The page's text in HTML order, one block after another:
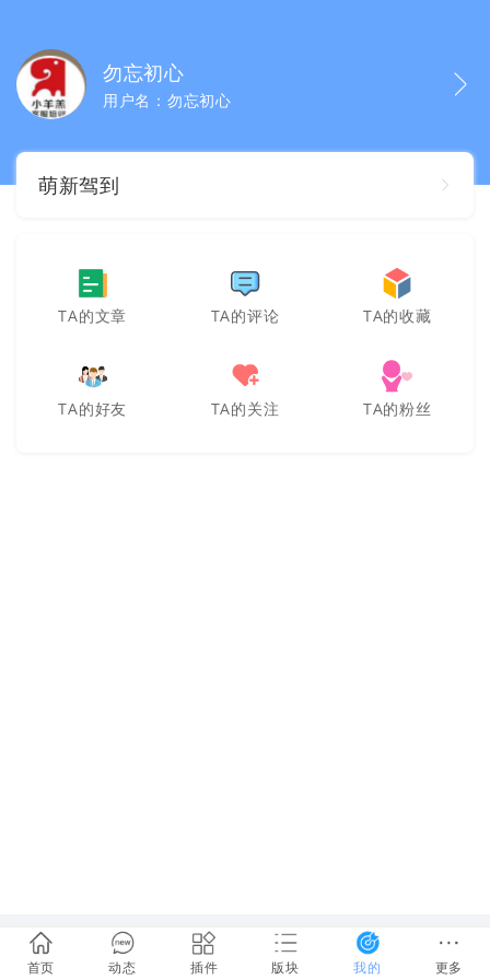
首页 动态 插件 版块 我的 更多
勿忘初心
用户名：勿忘初心
萌新驾到
TA的文章 TA的评论 TA的收藏
TA的好友 TA的关注 TA的粉丝